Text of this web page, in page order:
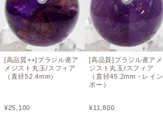
[高品質++]ブラジル産ア
メジスト丸玉/スフィア
（直径52.4mm）
¥25,100
[高品質]ブラジル産アメ
ジスト丸玉/スフィア
（直径45.2mm・レイン
ボー）
¥11,800